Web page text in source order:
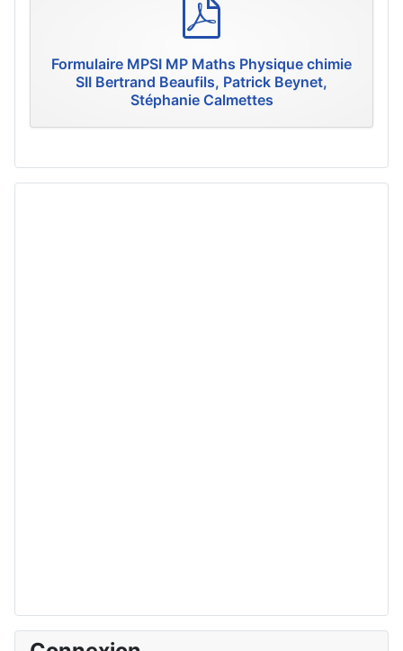
Formulaire MPSI MP Maths Physique chimie
SII Bertrand Beaufils, Patrick Beynet,
Stéphanie Calmettes